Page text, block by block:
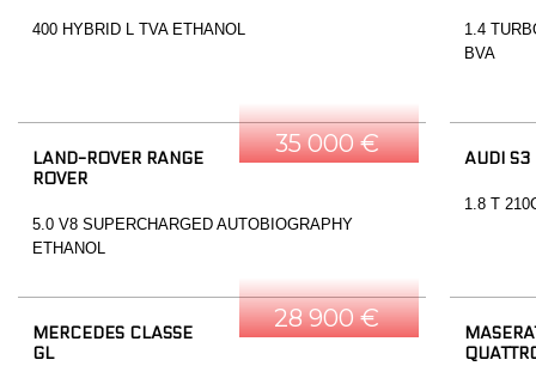
400 HYBRID L TVA ETHANOL
1.4
BVA
35 000 €
LAND-ROVER RANGE
ROVER
5.0 V8 SUPERCHARGED AUTOBIOGRAPHY
ETHANOL
AUDI S3
1.8 T
28 900 €
MERCEDES CLASSE
GL